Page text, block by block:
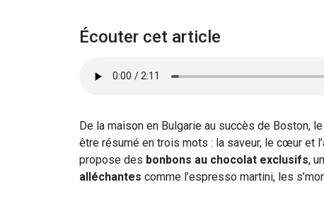
Écouter cet article
De la maison en Bulgarie au succès de Boston,
être résumé en trois mots : la saveur, le cœur et
propose des bonbons au chocolat exclusifs, un
alléchantes comme l’espresso martini, les